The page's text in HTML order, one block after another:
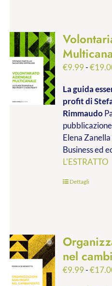
€9.99-€
La guida
profitdi
Rimmaudo
Elena
Business ed
L'ESTRATTO
Dettagli
nel
€9.99-€